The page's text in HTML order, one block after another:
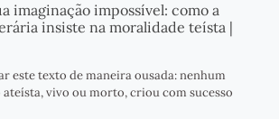
imaginação impossível: como a
insiste na moralidade teísta |
este texto de maneira ousada: nenhum
vivo ou morto, criou com sucesso